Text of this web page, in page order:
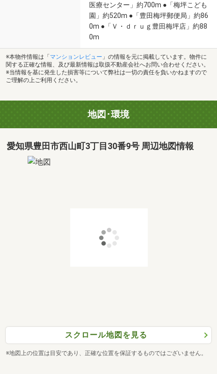
医療センター」約700m ●「梅坪こども
園」約520m ●「豊田梅坪郵便局」約86
0m ●「Ｖ・ｄｒｕｇ豊田梅坪店」約88
0m
※本物件情報は「 マンションレビュー 」の情報を元に掲載しています。物件に
関する正確な情報、及び最新情報は取扱不動産会社へお問い合わせください。
※当情報を基に発生した損害等について弊社は一切の責任を負いかねますので
ご理解の上ご利用ください。
地図･環境
愛知県豊田市西山町3丁目30番9号 周辺地図情報
スクロール地図を見る
※地図上の位置は目安であり、正確な位置を保証するものではございません。